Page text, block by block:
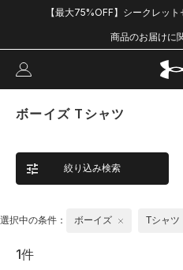
【最大75%OFF】シークレッ
商品のお届けに
ボーイズ Tシャツ
絞り込み検索
選択中の条件： ボーイズ Tシャツ
1件